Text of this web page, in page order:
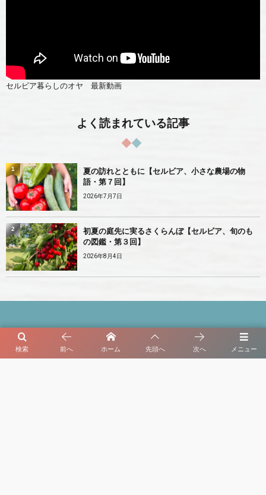
セルビア暮らしのオヤ 最新動画
よく読まれている記事
夏の訪れとともに【セルビア、小さな農場の物
語・第７回】
2026年7月7日
1
初夏の庭先に実るさくらんぼ【セルビア、旬のも
の図鑑・第３回】
2026年8月4日
2
メニュー
検索 前へ ホーム 先頭へ 次へ